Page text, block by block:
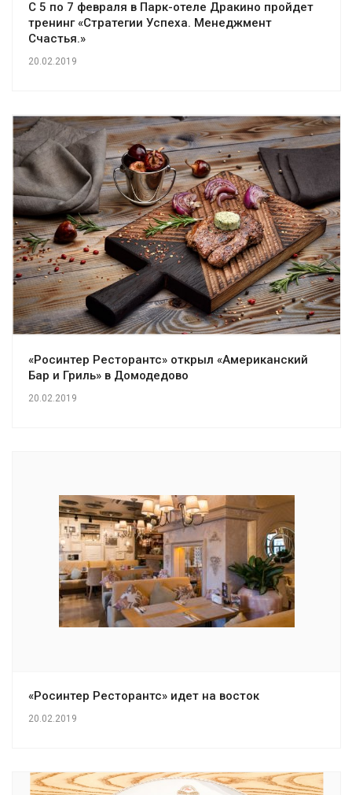
С 5 по 7 февраля в Парк-отеле Дракино пройдет
тренинг «Стратегии Успеха. Менеджмент
Счастья.»
20.02.2019
«Росинтер Ресторантс» открыл «Американский
Бар и Гриль» в Домодедово
20.02.2019
«Росинтер Ресторантс» идет на восток
20.02.2019